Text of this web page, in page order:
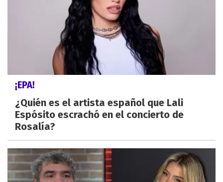
¡EPA!
¿Quién es el artista español que Lali
Espósito escrachó en el concierto de
Rosalía?